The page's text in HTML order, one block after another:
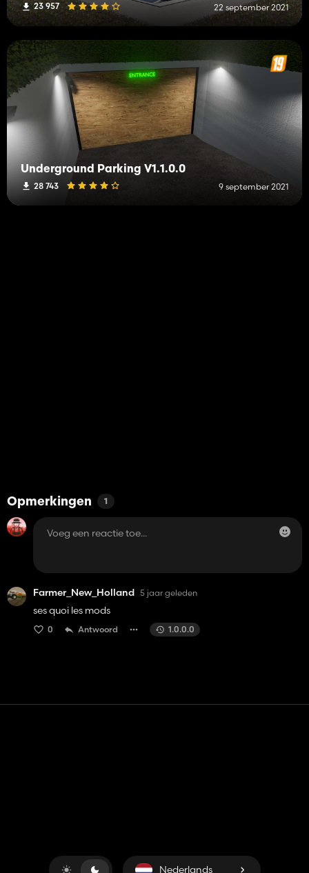
23 957 22 september 2021
Underground Parking V1.1.0.0
28 743 9 september 2021
Opmerkingen 1
Farmer_New_Holland 5 jaar geleden
ses quoi les mods
0 Antwoord 1.0.0.0
Nederlands